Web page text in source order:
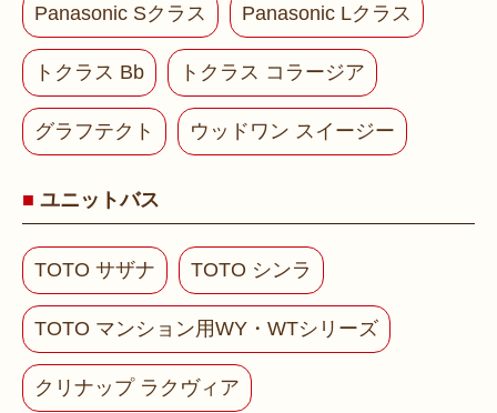
Panasonic Sクラス Panasonic Lクラス
トクラス Bb トクラス コラージア
グラフテクト ウッドワン スイージー
ユニットバス
TOTO サザナ TOTO シンラ
TOTO マンション用WY・WTシリーズ
クリナップ ラクヴィア